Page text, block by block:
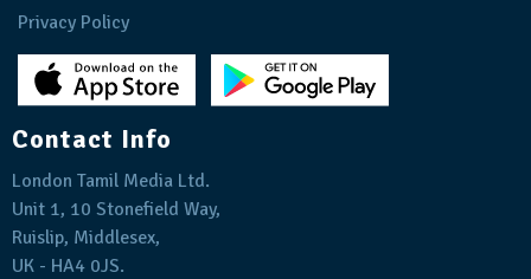
Privacy Policy
Contact Info
London Tamil Media Ltd.
Unit 1, 10 Stonefield Way,
Ruislip, Middlesex,
UK - HA4 0JS.